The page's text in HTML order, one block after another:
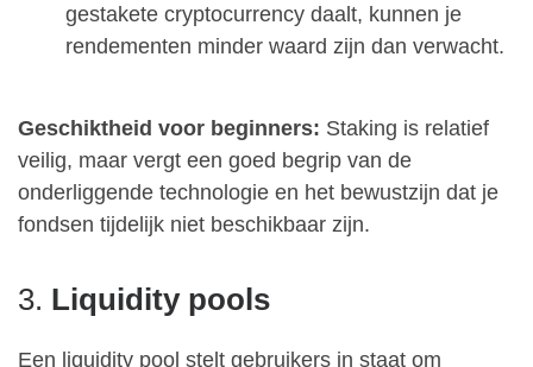
gestakete cryptocurrency daalt, kunnen je
rendementen minder waard zijn dan verwacht.
Geschiktheid voor beginners: Staking is relatief
veilig, maar vergt een goed begrip van de
onderliggende technologie en het bewustzijn dat je
fondsen tijdelijk niet beschikbaar zijn.
3. Liquidity pools
Een liquidity pool stelt gebruikers in staat om